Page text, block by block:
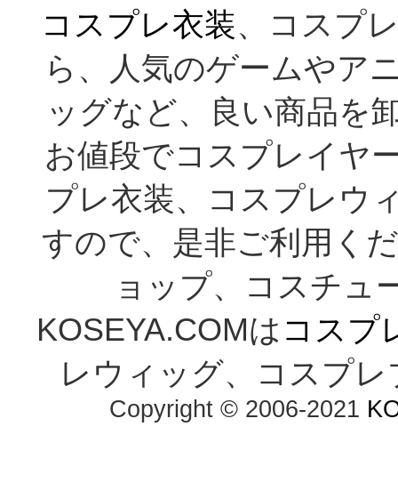
コスプレ衣装、コスプ
ら、人気のゲームやア
ッグなど、良い商品を
お値段でコスプレイヤ
プレ衣装、コスプレウ
すので、是非ご利用く
ョップ、コスチュ
KOSEYA.COMは コスプ
レウィッグ、コスプ
Copyright © 2006-2021